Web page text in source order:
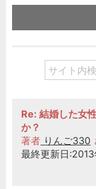
Re: 結婚した女
か？
著者 りんご330
最終更新日